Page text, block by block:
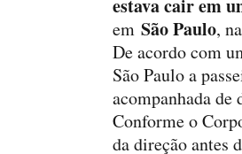
estava cair em
em São Paulo,
De acordo com
São Paulo a
acompanhada de
Conforme o
da direção antes